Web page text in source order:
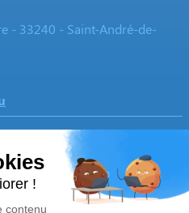
- 33240 - Saint-André-de-
croix Blanche - 33710 - Bourg
Liens utiles